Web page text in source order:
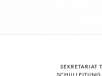
SEKRETARIAT